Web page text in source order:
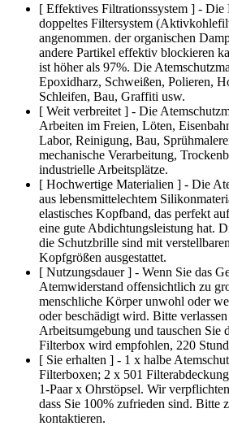
[ Effektives Filtrationssystem ] - Die
doppeltes Filtersystem
angenommen. der organischen
andere Partikel effektiv blockieren
ist höher als 97%. Die
Epoxidharz, Schweißen, Polieren,
Schleifen, Bau, Graffiti usw.
[ Weit verbreitet ] - Die
Arbeiten im Freien, Löten,
Labor, Reinigung, Bau,
mechanische Verarbeitung,
industrielle Arbeitsplätze.
[ Hochwertige Materialien ] - Die
aus lebensmittelechtem
elastisches Kopfband, das perfekt
eine gute Abdichtungsleistung hat.
die Schutzbrille sind mit
Kopfgrößen ausgestattet.
[ Nutzungsdauer ] - Wenn Sie das
Atemwiderstand offensichtlich zu
menschliche Körper unwohl oder
oder beschädigt wird. Bitte
Arbeitsumgebung und tauschen Sie
Filterbox wird empfohlen, 220
[ Sie erhalten ] - 1 x halbe
Filterboxen; 2 x 501
1-Paar x Ohrstöpsel. Wir
dass Sie 100% zufrieden sind. Bitte
kontaktieren.